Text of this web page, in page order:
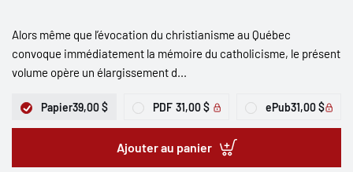
Alors même que l’évocation du christianisme au Québec
convoque immédiatement la mémoire du catholicisme, le présent
volume opère un élargissement d...
Papier39,00 $ PDF 31,00 $ ePub31,00 $
Ajouter au panier